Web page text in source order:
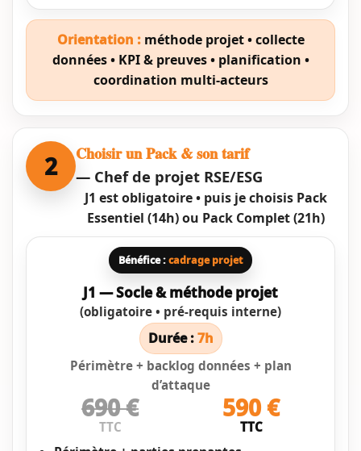
Orientation :méthode projet • collecte
données • KPI & preuves • planification •
coordination multi-acteurs
2 Choisir un Pack & son tarif
— Chef de projet RSE/ESG
J1 est obligatoire • puis je choisis Pack
Essentiel (14h) ou Pack Complet (21h)
Bénéfice :cadrage projet
J1 — Socle & méthode projet
(obligatoire • pré-requis interne)
Durée :7h
Périmètre + backlog données + plan
d’attaque
690 €
TTC
590 €
TTC